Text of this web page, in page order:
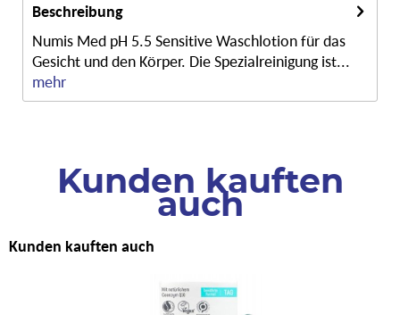
Beschreibung
Numis Med pH 5.5 Sensitive Waschlotion für das
Gesicht und den Körper. Die Spezialreinigung ist...
mehr
Kunden kauften
auch
Kunden kauften auch